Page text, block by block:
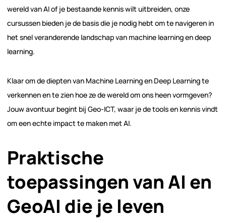
wereld van AI of je bestaande kennis wilt uitbreiden, onze
cursussen bieden je de basis die je nodig hebt om te navigeren in
het snel veranderende landschap van machine learning en deep
learning.
Klaar om de diepten van Machine Learning en Deep Learning te
verkennen en te zien hoe ze de wereld om ons heen vormgeven?
Jouw avontuur begint bij Geo-ICT, waar je de tools en kennis vindt
om een echte impact te maken met AI.
Praktische
toepassingen van AI en
GeoAI die je leven